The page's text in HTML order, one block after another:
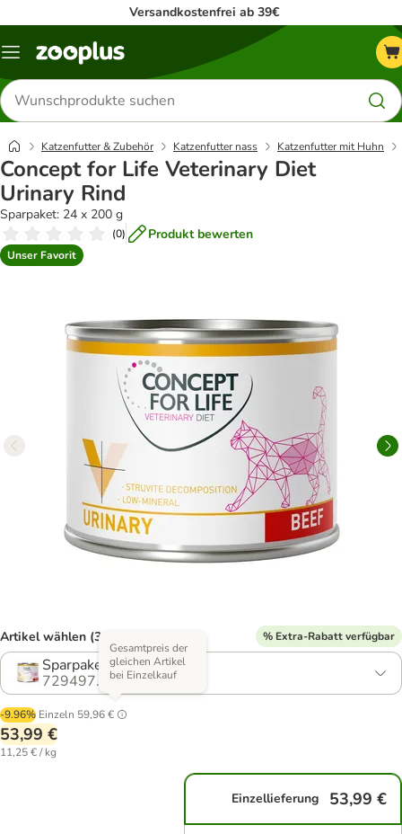
Versandkostenfrei ab 39€
Menü
Produkte
suchen
Katzenfutter & Zubehör Katzenfutter nass Katzenfutter mit Huhn
Concept for Life Veterinary Diet
Urinary Rind
Sparpaket: 24 x 200 g
(0) Produkt bewerten
Unser Favorit
Artikel wählen (3 Varianten) % Extra-Rabatt verfügbar
Sparpaket: 24 x 200 g
729497.5
-9.96% Einzeln 59,96 €
Gesamtpreis der
gleichen Artikel
bei Einzelkauf
53,99 €
11,25 € / kg
Einzellieferung 53,99 €